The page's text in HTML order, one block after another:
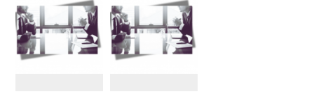
telemática, sin exigir
presencialidad en el
centro
que los compromisos
se materialicen con
la mayor agilidad
posible